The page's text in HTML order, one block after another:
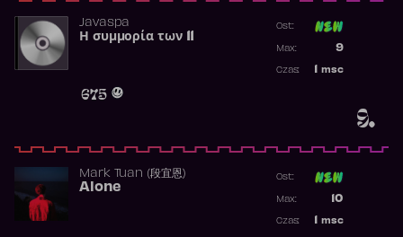
9.
Javaspa
Η συμμορία των 11
675
Ost:
9
Max:
msc
Czas:
Mark Tuan (段宜恩)
Alone
Ost:
10
Max:
msc
Czas: